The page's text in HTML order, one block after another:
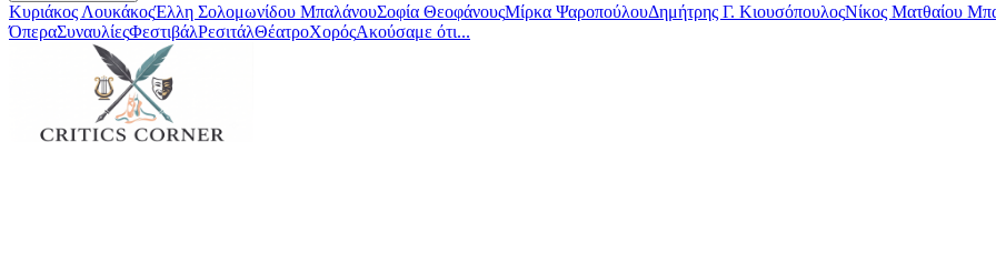
Κυριάκος ΛουκάκοςΈλλη Σολομωνίδου ΜπαλάνουΣοφία ΘεοφάνουςΜίρκα ΨαροπούλουΔημήτρης Γ. ΚιουσόπουλοςΝίκος Ματθαίου
ΌπεραΣυναυλίεςΦεστιβάλΡεσιτάλΘέατροΧορόςΑκούσαμε ότι...